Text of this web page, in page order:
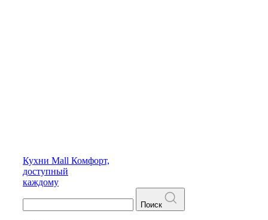
Кухни Mall Комфорт,
доступный
каждому
Поиск